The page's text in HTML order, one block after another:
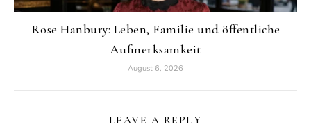
Rose Hanbury: Leben, Familie und öffentliche
Aufmerksamkeit
August 6, 2026
LEAVE A REPLY